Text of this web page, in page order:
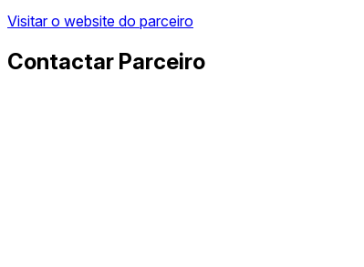
Visitar o website do parceiro
Contactar Parceiro